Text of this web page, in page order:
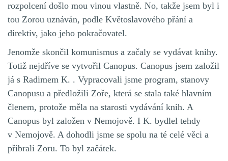
rozpolcení došlo mou vinou vlastně. No, takže jsem byl i
tou Zorou uznáván, podle Květoslavového přání a
direktiv, jako jeho pokračovatel.
Jenomže skončil komunismus a začaly se vydávat knihy.
Totiž nejdříve se vytvořil Canopus. Canopus jsem založil
já s Radimem K. . Vypracovali jsme program, stanovy
Canopusu a předložili Zoře, která se stala také hlavním
členem, protože měla na starosti vydávání knih. A
Canopus byl založen v Nemojově. I K. bydlel tehdy
v Nemojově. A dohodli jsme se spolu na té celé věci a
přibrali Zoru. To byl začátek.